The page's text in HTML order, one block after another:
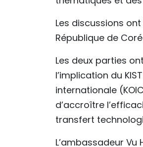
Les discussions
République de
Les deux parties
l’implication du
internationale
d’accroître
transfert
L’ambassadeur